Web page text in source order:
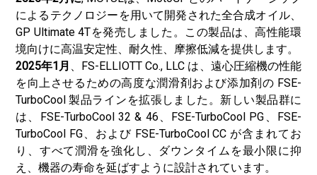
によるテクノロジーを用いて開発された全合成オイル、
GP Ultimate 4Tを発売しました。この製品は、高性能環
境向けに高温安定性、耐久性、摩擦低減を提供します。
2025年1月 、FS-ELLIOTT Co., LLC は、遠心圧縮機の性能
を向上させるための高度な潤滑剤および添加剤の FSE-
TurboCool 製品ラインを拡張しました。新しい製品群に
は、FSE-TurboCool 32 & 46、FSE-TurboCool PG、FSE-
TurboCool FG、および FSE-TurboCool CC が含まれてお
り、すべて潤滑を強化し、ダウンタイムを最小限に抑
え、機器の寿命を延ばすように設計されています。